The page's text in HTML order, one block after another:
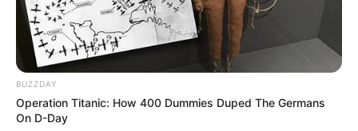
BUZZDAY
Operation Titanic: How 400 Dummies Duped The Germans
On D-Day